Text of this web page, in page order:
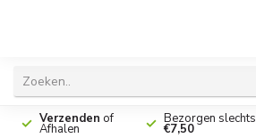
Verzenden of
Afhalen
Bezorgen slechts
€7,50